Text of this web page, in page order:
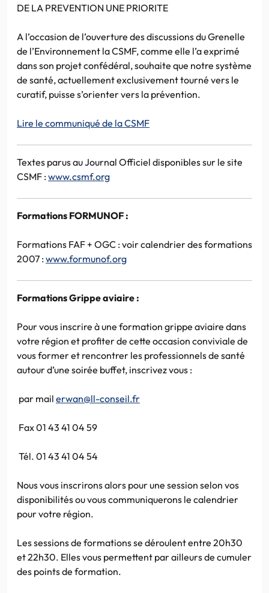
DE LA PREVENTION UNE PRIORITE
A l’occasion de l’ouverture des discussions du Grenelle
de l’Environnement la CSMF, comme elle l’a exprimé
dans son projet confédéral, souhaite que notre système
de santé, actuellement exclusivement tourné vers le
curatif, puisse s’orienter vers la prévention.
Lire le communiqué de la CSMF
Textes parus au Journal Officiel disponibles sur le site
CSMF :www.csmf.org
Formations FORMUNOF :
Formations FAF + OGC : voir calendrier des formations
2007 :www.formunof.org
Formations Grippe aviaire :
Pour vous inscrire à une formation grippe aviaire dans
votre région et profiter de cette occasion conviviale de
vous former et rencontrer les professionnels de santé
autour d’une soirée buffet, inscrivez vous :
par mail erwan@ll-conseil.fr
Fax 01 43 41 04 59
Tél. 01 43 41 04 54
Nous vous inscrirons alors pour une session selon vos
disponibilités ou vous communiquerons le calendrier
pour votre région.
Les sessions de formations se déroulent entre 20h30
et 22h30. Elles vous permettent par ailleurs de cumuler
des points de formation.